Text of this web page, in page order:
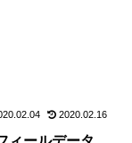
2020.02.16